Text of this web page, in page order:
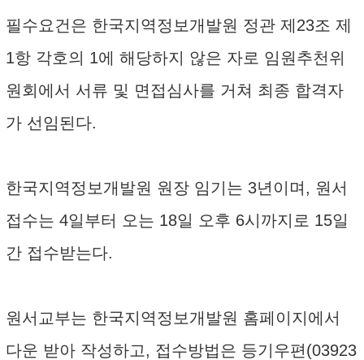
필수요건은 한국지역정보개발원 정관 제23조 제
1항 각호의 1에 해당하지 않은 자로 임원추천위
원회에서 서류 및 면접심사를 거쳐 최종 합격자
가 선임된다.
한국지역정보개발원 원장 임기는 3년이며, 원서
접수는 4일부터 오는 18일 오후 6시까지로 15일
간 접수받는다.
원서교부는 한국지역정보개발원 홈페이지에서
다운 받아 작성하고, 접수방법은 등기우편(03923